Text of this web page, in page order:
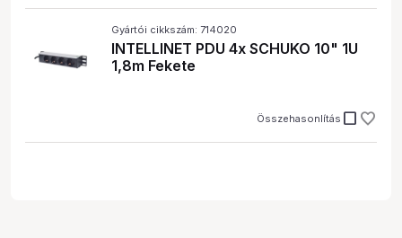
Gyártói cikkszám: 714020
INTELLINET PDU 4x SCHUKO 10" 1U
1,8m Fekete
Összehasonlítás check_box_outline_blank